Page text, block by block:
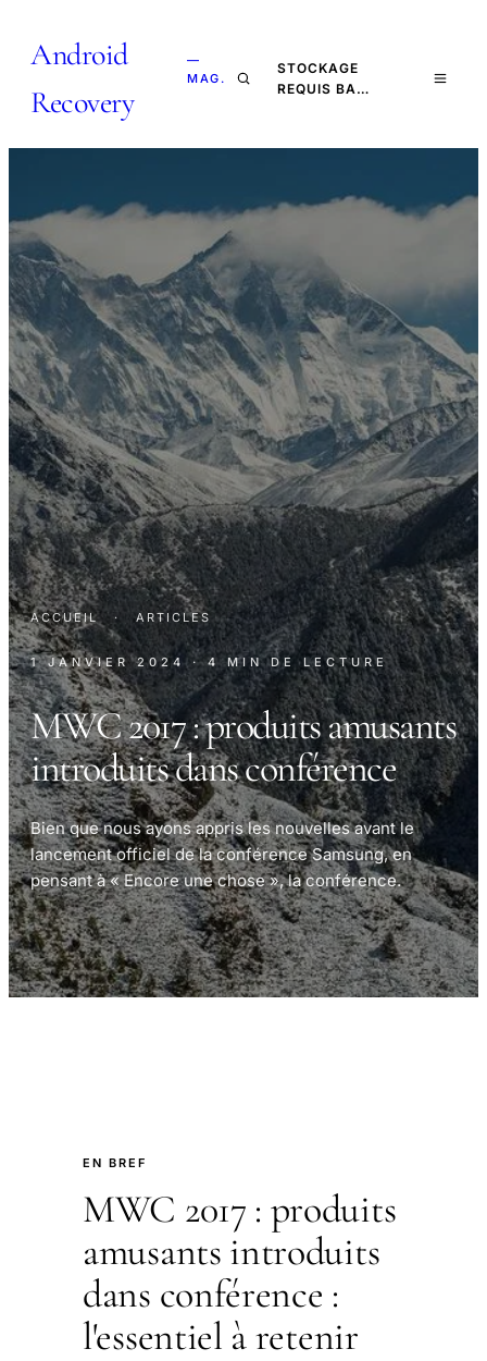
Android
Recovery
—
MAG.
STOCKAGE
REQUIS BA…
ACCUEIL · ARTICLES
1 JANVIER 2024 · 4 MIN DE LECTURE
MWC 2017 : produits amusants
introduits dans conférence
Bien que nous ayons appris les nouvelles avant le
lancement officiel de la conférence Samsung, en
pensant à « Encore une chose », la conférence.
EN BREF
MWC 2017 : produits
amusants introduits
dans conférence :
l'essentiel à retenir